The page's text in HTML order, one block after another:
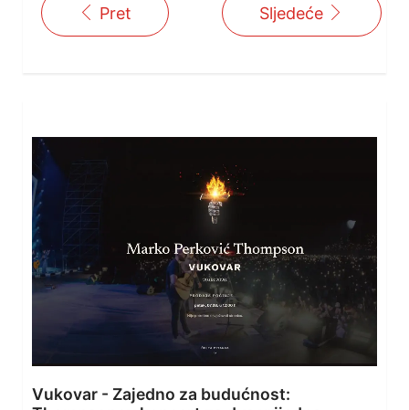
Pret Sljedeće
Vukovar - Zajedno za budućnost: